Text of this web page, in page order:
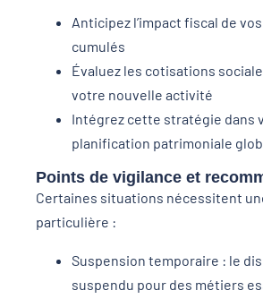
Anticipez l’impact fiscal de
cumulés
Évaluez les cotisations
votre nouvelle activité
Intégrez cette stratégie dans
planification patrimoniale
Points de vigilance et
Certaines situations nécessitent
particulière :
Suspension temporaire : le
suspendu pour des métiers